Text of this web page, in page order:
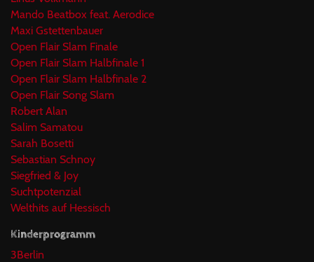
Mando Beatbox feat. Aerodice
Maxi Gstettenbauer
Open Flair Slam Finale
Open Flair Slam Halbfinale 1
Open Flair Slam Halbfinale 2
Open Flair Song Slam
Robert Alan
Salim Samatou
Sarah Bosetti
Sebastian Schnoy
Siegfried & Joy
Suchtpotenzial
Welthits auf Hessisch
Kinderprogramm
3Berlin